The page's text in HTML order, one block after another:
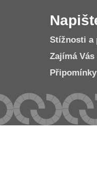
Stížnosti a
Zajímá Vás